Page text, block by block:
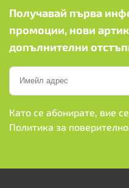
Получавай първа
промоции, нови
допълнителни
Като се абонирате, вие
Политика за